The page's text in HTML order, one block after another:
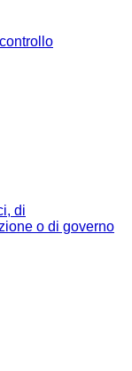
di
o di governo